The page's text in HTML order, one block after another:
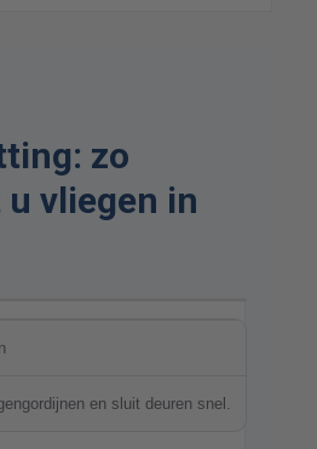
zo
vliegen in
en sluit deuren snel.